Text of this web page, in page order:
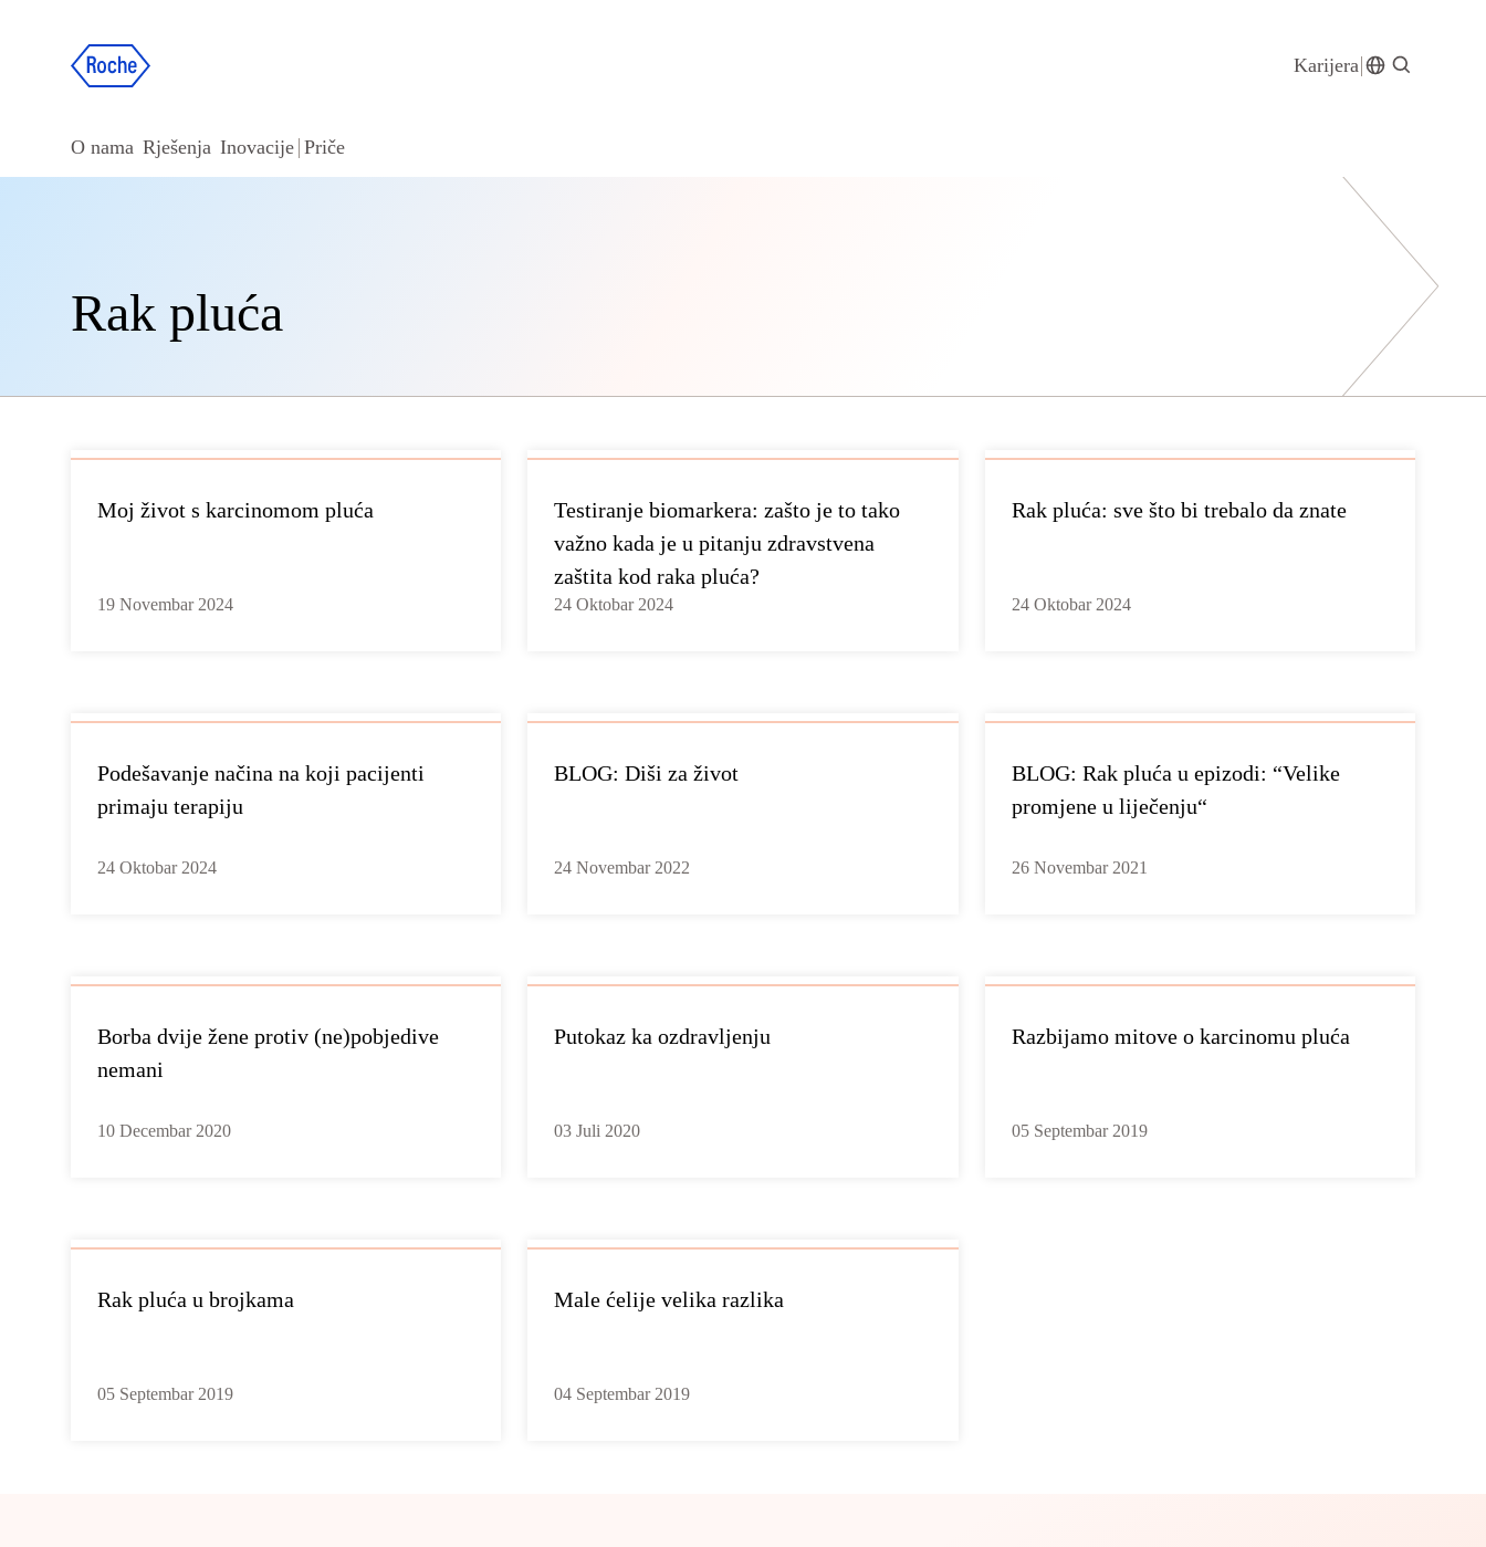
Karijera
O nama Rješenja Inovacije Priče
Rak pluća
Moj život s karcinomom pluća
19 Novembar 2024
Testiranje biomarkera: zašto je to tako
važno kada je u pitanju zdravstvena
zaštita kod raka pluća?
24 Oktobar 2024
Rak pluća: sve što bi trebalo da znate
24 Oktobar 2024
Podešavanje načina na koji pacijenti
primaju terapiju
24 Oktobar 2024
BLOG: Diši za život
24 Novembar 2022
BLOG: Rak pluća u epizodi: “Velike
promjene u liječenju“
26 Novembar 2021
Borba dvije žene protiv (ne)pobjedive
nemani
10 Decembar 2020
Putokaz ka ozdravljenju
03 Juli 2020
Razbijamo mitove o karcinomu pluća
05 Septembar 2019
Rak pluća u brojkama
05 Septembar 2019
Male ćelije velika razlika
04 Septembar 2019